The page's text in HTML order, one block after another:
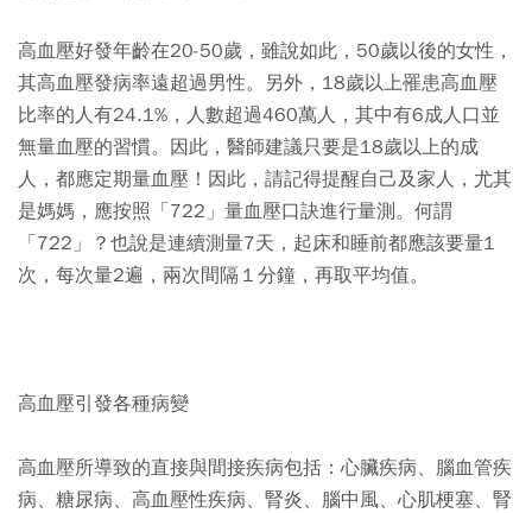
高血壓好發年齡在20-50歲，雖說如此，50歲以後的女性，
其高血壓發病率遠超過男性。另外，18歲以上罹患高血壓
比率的人有24.1%，人數超過460萬人，其中有6成人口並
無量血壓的習慣。因此，醫師建議只要是18歲以上的成
人，都應定期量血壓！因此，請記得提醒自己及家人，尤其
是媽媽，應按照「722」量血壓口訣進行量測。何謂
「722」？也說是連續測量7天，起床和睡前都應該要量1
次，每次量2遍，兩次間隔１分鐘，再取平均值。
高血壓引發各種病變
高血壓所導致的直接與間接疾病包括：心臟疾病、腦血管疾
病、糖尿病、高血壓性疾病、腎炎、腦中風、心肌梗塞、腎